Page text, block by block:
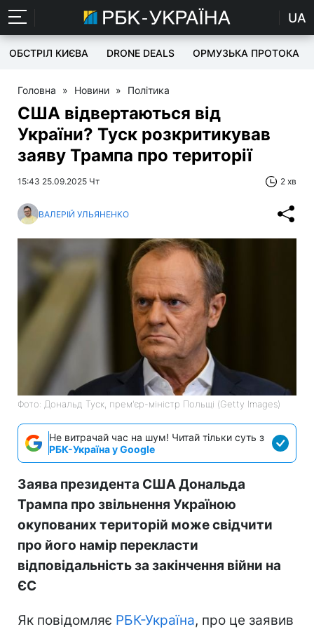
UA
ОБСТРІЛ КИЄВА DRONE DEALS ОРМУЗЬКА ПРОТОКА
Головна » Новини » Політика
США відвертаються від
України? Туск розкритикував
заяву Трампа про території
15:43 25.09.2025 Чт 2 хв
ВАЛЕРІЙ УЛЬЯНЕНКО
Фото: Дональд Туск, прем'єр-міністр Польщі (Getty Images)
Не витрачай час на шум! Читай тільки суть з
РБК-Україна у Google
Заява президента США Дональда
Трампа про звільнення Україною
окупованих територій може свідчити
про його намір перекласти
відповідальність за закінчення війни на
ЄС
Як повідомляє РБК-Україна, про це заявив